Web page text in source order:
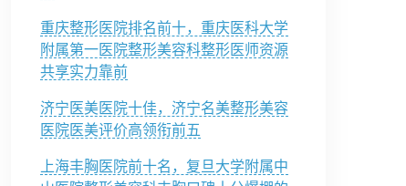
重庆整形医院排名前十，重庆医科大学
附属第一医院整形美容科整形医师资源
共享实力靠前
济宁医美医院十佳，济宁名美整形美容
医院医美评价高领衔前五
上海丰胸医院前十名，复旦大学附属中